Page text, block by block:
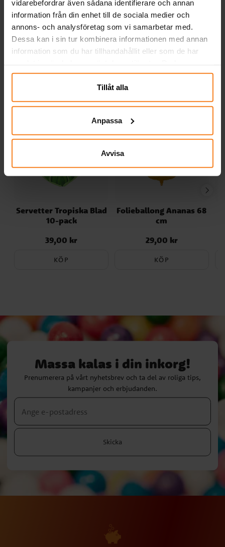
vidarebefordrar även sådana identifierare och annan
information från din enhet till de sociala medier och
annons- och analysföretag som vi samarbetar med.
Dessa kan i sin tur kombinera informationen med annan
information som du har tillhandahållit eller som de har
närsomhelst ändra ditt samtycke.
Tillåt alla
Anpassa
Avvisa
Serveringsfat i papper
2-pack
39,00 kr
KÖP
39,00 kr
KÖP
Andra köpte även
Servetter Tropiska Blad
10-pack
Pris:39,00 kr
39,00 kr
KÖP
Folieballong Ananas 68
cm
Pris:29,00 kr
29,00 kr
KÖP
Massa kalas i din inkorg!
Prenumerera på vårt nyhetsbrev och ta del av roliga tips,
kampanjer och erbjudanden.
Skicka